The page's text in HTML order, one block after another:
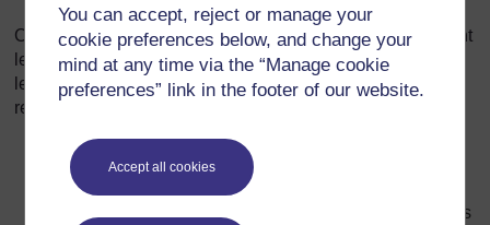
You can accept, reject or manage your
cookie preferences below, and change your
mind at any time via the “Manage cookie
preferences” link in the footer of our website.
Accept all cookies
Cette section explore la manière d’y parvenir, en examinant
les différentes façons d'organiser la classe. Vous aiderez
les élèves à apprendre comment traiter les autres avec
respect, en :
les aidant à comprendre leurs similarités et leurs
différences ;
leur demandant de partager leurs opinions et ce qu’ils